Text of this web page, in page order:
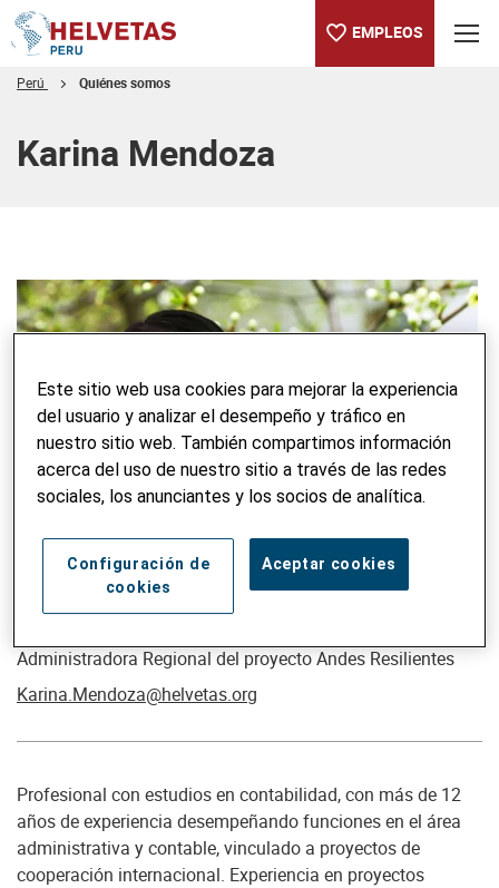
EMPLEOS
Perú Quiénes somos
Karina Mendoza
Karina Mendoza
Administradora Regional del proyecto Andes Resilientes
Karina.Mendoza@helvetas.org
Profesional con estudios en contabilidad, con más de 12
años de experiencia desempeñando funciones en el área
administrativa y contable, vinculado a proyectos de
cooperación internacional. Experiencia en proyectos
Este sitio web usa cookies para mejorar la experiencia
del usuario y analizar el desempeño y tráfico en
nuestro sitio web. También compartimos información
acerca del uso de nuestro sitio a través de las redes
sociales, los anunciantes y los socios de analítica.
Aceptar cookies
Configuración de
cookies